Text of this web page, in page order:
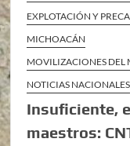
EXPLOTACIÓN Y
MICHOACÁN
MOVILIZACIONES DEL
NOTICIAS NACIONALES
Insuficiente,
maestros: